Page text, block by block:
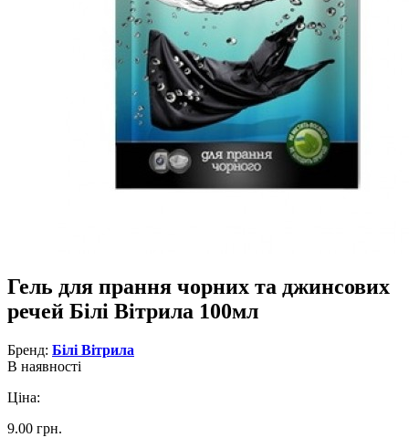
Гель для прання чорних та джинсових
речей Білі Вітрила 100мл
Бренд: Білі Вітрила
В наявності
Ціна:
9.00 грн.